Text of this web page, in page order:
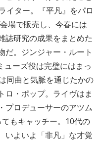
イター。『平凡』をパロ
場で販売し、今春には
誌研究の成果をまとめた
だ。ジンジャー・ルート
ューズ役は完璧にはまっ
同曲と気脈を通じたかの
ロ・ポップ。ライヴはま
プロデューサーのアツム
もキャッチー。10代の
いよいよ「非凡」な才覚